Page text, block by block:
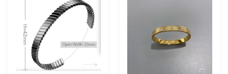
Les bijoux en acier inoxydable sont en stock
Nouveau en stock
Ensemble de bijoux d'acier inoxydable